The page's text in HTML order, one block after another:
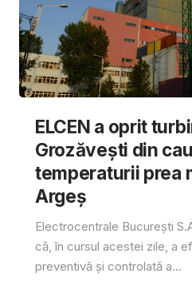
ELCEN a oprit
Grozăvești din
temperaturii prea
Argeș
Electrocentrale București
că, în cursul acestei zile, a
preventivă și controlată a...